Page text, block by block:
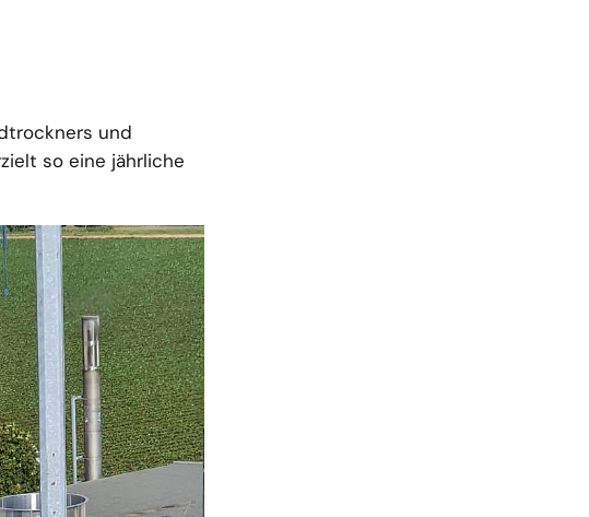
und
so eine jährliche